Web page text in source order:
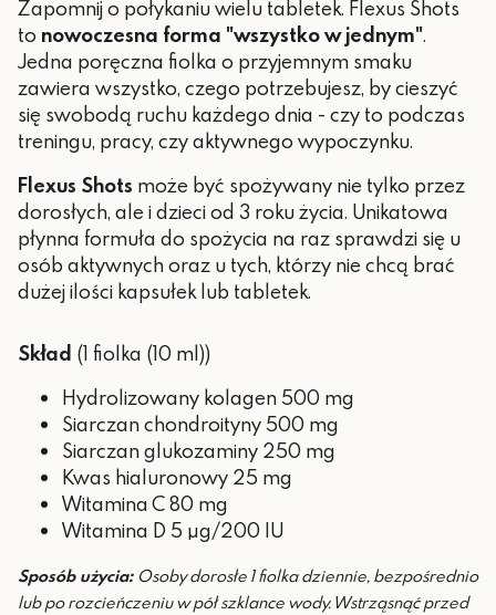
Zapomnij o połykaniu wielu tabletek. Flexus Shots
to nowoczesna forma "wszystko w jednym".
Jedna poręczna fiolka o przyjemnym smaku
zawiera wszystko, czego potrzebujesz, by cieszyć
się swobodą ruchu każdego dnia - czy to podczas
treningu, pracy, czy aktywnego wypoczynku.
Flexus Shots może być spożywany nie tylko przez
dorosłych, ale i dzieci od 3 roku życia. Unikatowa
płynna formuła do spożycia na raz sprawdzi się u
osób aktywnych oraz u tych, którzy nie chcą brać
dużej ilości kapsułek lub tabletek.
Skład (1 fiolka (10 ml))
Hydrolizowany kolagen 500 mg
Siarczan chondroityny 500 mg
Siarczan glukozaminy 250 mg
Kwas hialuronowy 25 mg
Witamina C 80 mg
Witamina D 5 µg/200 IU
Sposób użycia: Osoby dorosłe 1 fiolka dziennie, bezpośrednio
lub po rozcieńczeniu w pół szklance wody. Wstrząsnąć przed